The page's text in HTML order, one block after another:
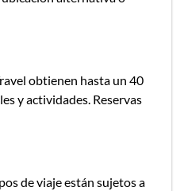
obtienen hasta un 40
y actividades. Reservas
de viaje están sujetos a